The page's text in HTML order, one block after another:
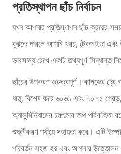
প্রতিস্থাপন ছাঁচ নির্বাচন
যখন আপনার প্রতিস্থাপন ছাঁচ ক্রয়ের
বুঝতে পারলে আপনি খরচ, টেকসইতা এবং
ভারসাম্য রেখে একটি তথ্যপূর্ণ সিদ্ধান্ত
ছাঁচের উপকরণ গুরুত্বপূর্ণ। কাগজের ট্রে
ধাতু, বিশেষ করে ৬০৬১ এবং ৭০৭৫
অ্যালুমিনিয়ামের চমৎকার তাপ পরিবাহিতা
শুষ্কীকরণ পর্যায়ে সহায়তা করে। এটি
পরিবর্তন সহজ হয় এবং আপনার উত্তোলন